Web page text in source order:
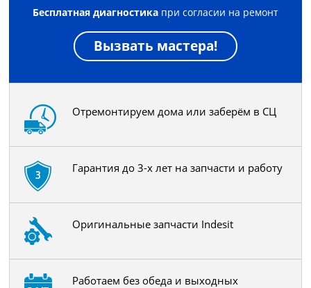
Бесплатная диагностикапри согласии на ремонт
Вызвать мастера!
Отремонтируем дома или заберём в СЦ
Гарантия до 3-х лет на запчасти и работу
Оригинальные запчасти Indesit
Работаем без обеда и выходных